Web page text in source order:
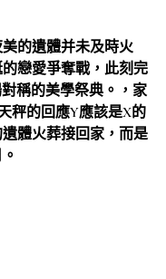
的遺體并未及時火
戀愛爭奪戰，此刻完
稱的美學祭典。，家
秤的回應Y應該是X的
體火葬接回家，而是